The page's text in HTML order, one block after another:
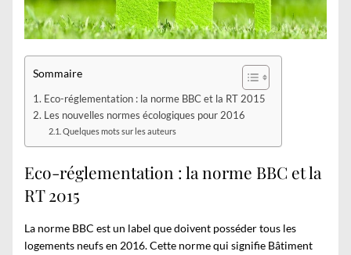
Sommaire
Eco-réglementation : la norme BBC et la RT 2015
Les nouvelles normes écologiques pour 2016
Quelques mots sur les auteurs
Eco-réglementation : la norme BBC et la
RT 2015
La norme BBC est un label que doivent posséder tous les
logements neufs en 2016. Cette norme qui signifie Bâtiment